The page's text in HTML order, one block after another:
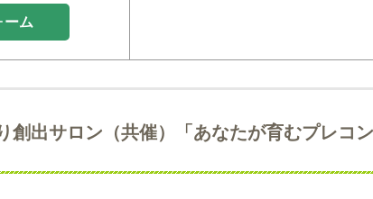
ーム
創出サロン（共催）「あなたが育むプレコン